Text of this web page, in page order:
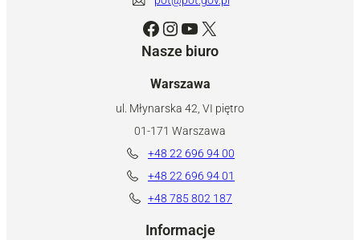
Facebook Instagram YouTube X
Nasze biuro
Warszawa
ul. Młynarska 42, VI piętro
01-171 Warszawa
+48 22 696 94 00
+48 22 696 94 01
+48 785 802 187
Informacje